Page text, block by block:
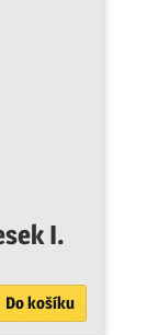
I.
Do košíku